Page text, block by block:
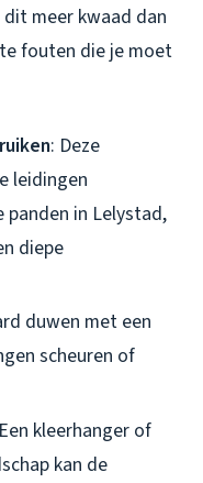
meer kwaad dan
fouten die je moet
: Deze
leidingen
panden in Lelystad,
diepe
duwen met een
scheuren of
kleerhanger of
kan de